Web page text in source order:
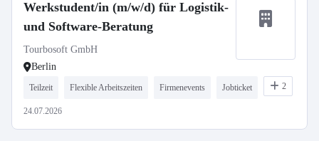
Werkstudent/in (m/w/d) für Logistik-
und Software-Beratung
Tourbosoft GmbH
Berlin
Teilzeit Flexible Arbeitszeiten Firmenevents Jobticket 2
24.07.2026